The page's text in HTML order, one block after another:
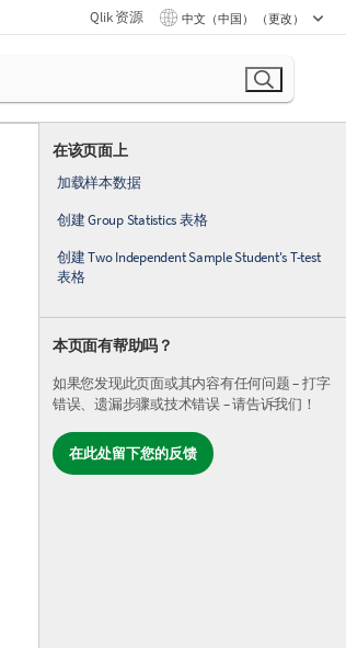
Qlik 资源 中文（中国） （更改）
在该页面上
加载样本数据
创建 Group Statistics 表格
创建 Two Independent Sample Student's T-test
表格
本页面有帮助吗？
如果您发现此页面或其内容有任何问题 – 打字
错误、遗漏步骤或技术错误 – 请告诉我们！
在此处留下您的反馈